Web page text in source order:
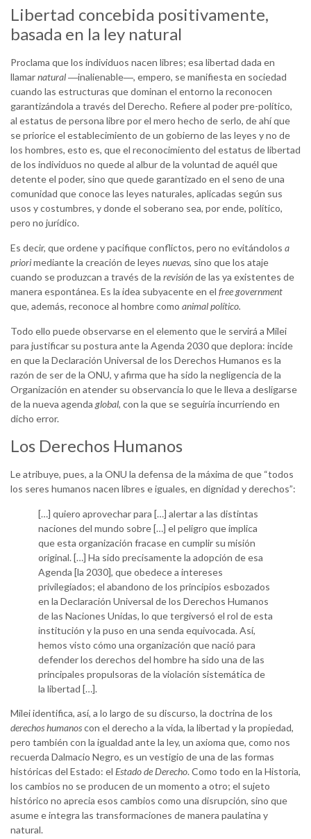
Libertad concebida positivamente,
basada en la ley natural
Proclama que los individuos nacen libres; esa libertad dada en
llamarnatural―inalienable―, empero, se manifiesta en sociedad
cuando las estructuras que dominan el entorno la reconocen
garantizándola a través del Derecho. Refiere al poder pre-político,
al estatus de persona libre por el mero hecho de serlo, de ahí que
se priorice el establecimiento de un gobierno de las leyes y no de
los hombres, esto es, que el reconocimiento del estatus de libertad
de los individuos no quede al albur de la voluntad de aquél que
detente el poder, sino que quede garantizado en el seno de una
comunidad que conoce las leyes naturales, aplicadas según sus
usos y costumbres, y donde el soberano sea, por ende, político,
pero no jurídico.
Es decir, que ordene y pacifique conflictos, pero no evitándolos a
priorimediante la creación de leyes nuevas, sino que los ataje
cuando se produzcan a través de la revisiónde las ya existentes de
manera espontánea. Es la idea subyacente en el free government
que, además, reconoce al hombre como animal político.
Todo ello puede observarse en el elemento que le servirá a Milei
para justificar su postura ante la Agenda 2030 que deplora: incide
en que la Declaración Universal de los Derechos Humanos es la
razón de ser de la ONU, y afirma que ha sido la negligencia de la
Organización en atender su observancia lo que le lleva a desligarse
de la nueva agenda global, con la que se seguiría incurriendo en
dicho error.
Los Derechos Humanos
Le atribuye, pues, a la ONU la defensa de la máxima de que “todos
los seres humanos nacen libres e iguales, en dignidad y derechos”:
[…] quiero aprovechar para […] alertar a las distintas
naciones del mundo sobre […] el peligro que implica
que esta organización fracase en cumplir su misión
original. […] Ha sido precisamente la adopción de esa
Agenda [la 2030], que obedece a intereses
privilegiados; el abandono de los principios esbozados
en la Declaración Universal de los Derechos Humanos
de las Naciones Unidas, lo que tergiversó el rol de esta
institución y la puso en una senda equivocada. Así,
hemos visto cómo una organización que nació para
defender los derechos del hombre ha sido una de las
principales propulsoras de la violación sistemática de
la libertad […].
Milei identifica, así, a lo largo de su discurso, la doctrina de los
derechos humanoscon el derecho a la vida, la libertad y la propiedad,
pero también con la igualdad ante la ley, un axioma que, como nos
recuerda Dalmacio Negro, es un vestigio de una de las formas
históricas del Estado: el Estado de Derecho. Como todo en la Historia,
los cambios no se producen de un momento a otro; el sujeto
histórico no aprecia esos cambios como una disrupción, sino que
asume e integra las transformaciones de manera paulatina y
natural.